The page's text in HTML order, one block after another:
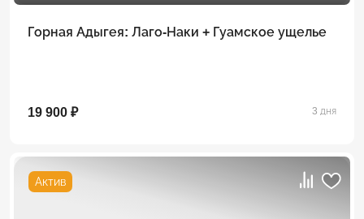
Горная Адыгея: Лаго-Наки + Гуамское ущелье
19 900 ₽ 3 дня
Актив